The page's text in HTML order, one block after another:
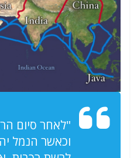
"לאחר סיום
וכאשר הנמל